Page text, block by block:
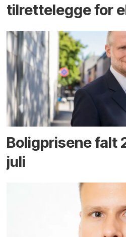
tilrettelegge for
Boligprisene falt
juli